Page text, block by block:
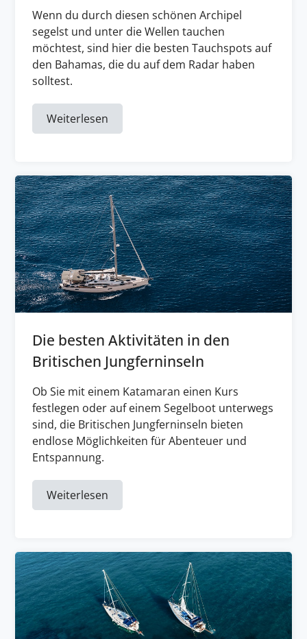
Wenn du durch diesen schönen Archipel
segelst und unter die Wellen tauchen
möchtest, sind hier die besten Tauchspots auf
den Bahamas, die du auf dem Radar haben
solltest.
Weiterlesen
Die besten Aktivitäten in den
Britischen Jungferninseln
Ob Sie mit einem Katamaran einen Kurs
festlegen oder auf einem Segelboot unterwegs
sind, die Britischen Jungferninseln bieten
endlose Möglichkeiten für Abenteuer und
Entspannung.
Weiterlesen